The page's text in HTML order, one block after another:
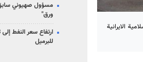
الايرانية
مسؤول صهيوني
ورق"
للبرميل